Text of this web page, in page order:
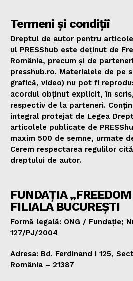
Termeni și condiții
Dreptul de autor pentru
ul PRESShub este deținut de
România, precum și de
presshub.ro. Materialele de
grafică, video) nu pot fi
acordul obținut explicit, în scris,
respectiv de la parteneri.
integral protejat de Legea
articolele publicate de
maxim 500 de semne, urmate
Cerem respectarea regulilor
dreptului de autor.
FUNDAȚIA
FILIALA BUCUREȘTI
Formă legală: ONG / Fundație;
127/PJ/2004
Adresa: Bd. Ferdinand I 125,
România – 21387